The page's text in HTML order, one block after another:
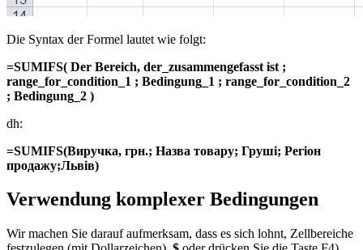
Die Syntax der Formel lautet wie folgt:
=SUMIFS( Der Bereich, der_zusammengefasst ist ;
range_for_condition_1 ; Bedingung_1 ; range_for_condition_2
; Bedingung_2 )
dh:
=SUMIFS(Виручка, грн.; Назва товару; Груші; Регіон
продажу;Львів)
Verwendung komplexer Bedingungen
Wir machen Sie darauf aufmerksam, dass es sich lohnt, Zellbereiche